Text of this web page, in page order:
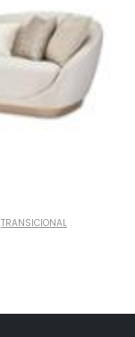
TRANSICIONAL